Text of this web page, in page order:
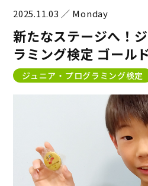
2025.11.03 ／ Monday
新たなステージへ！
ラミング検定 ゴール
ジュニア・プログラミング検定